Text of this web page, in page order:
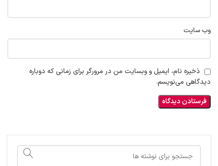
وب‌ سایت
ذخیره نام، ایمیل و وبسایت من در مرورگر برای زمانی که دوباره
دیدگاهی می‌نویسم.